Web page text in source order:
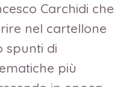
Carchidi che
nel cartellone
spunti di
più